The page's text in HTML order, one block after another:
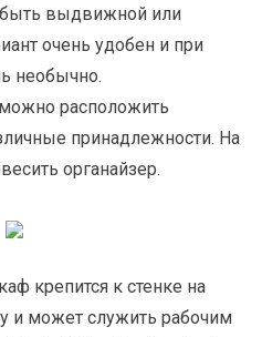
выдвижной или
очень удобен и при
необычно.
расположить
принадлежности. На
органайзер.
крепится к стенке на
и может служить рабочим